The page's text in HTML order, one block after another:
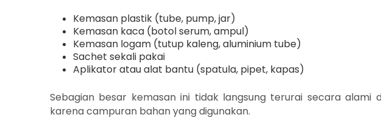
Kemasan plastik (tube, pump, jar)
Kemasan kaca (botol serum, ampul)
Kemasan logam (tutup kaleng, aluminium tube)
Sachet sekali pakai
Aplikator atau alat bantu (spatula, pipet, kapas)
Sebagian besar kemasan ini tidak langsung terurai secara alami
karena campuran bahan yang digunakan.